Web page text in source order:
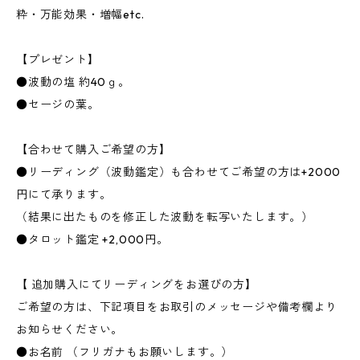
粋・万能効果・増幅etc.
【プレゼント】
●波動の塩 約40ｇ。
●セージの葉。
【合わせて購入ご希望の方】
●リーディング（波動鑑定）も合わせてご希望の方は+2000
円にて承ります。
（結果に出たものを修正した波動を転写いたします。）
●タロット鑑定 +2,000円。
【 追加購入にてリーディングをお選びの方】
ご希望の方は、下記項目をお取引のメッセージや備考欄より
お知らせください。
●お名前 （フリガナもお願いします。）